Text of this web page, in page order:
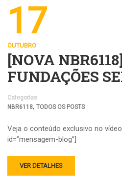
17
OUTUBRO
[NOVA
FUNDAÇÕES
Categorias
NBR6118, TODOS OS POSTS
Veja o conteúdo exclusivo no
id=”mensagem-blog”]
VER DETALHES